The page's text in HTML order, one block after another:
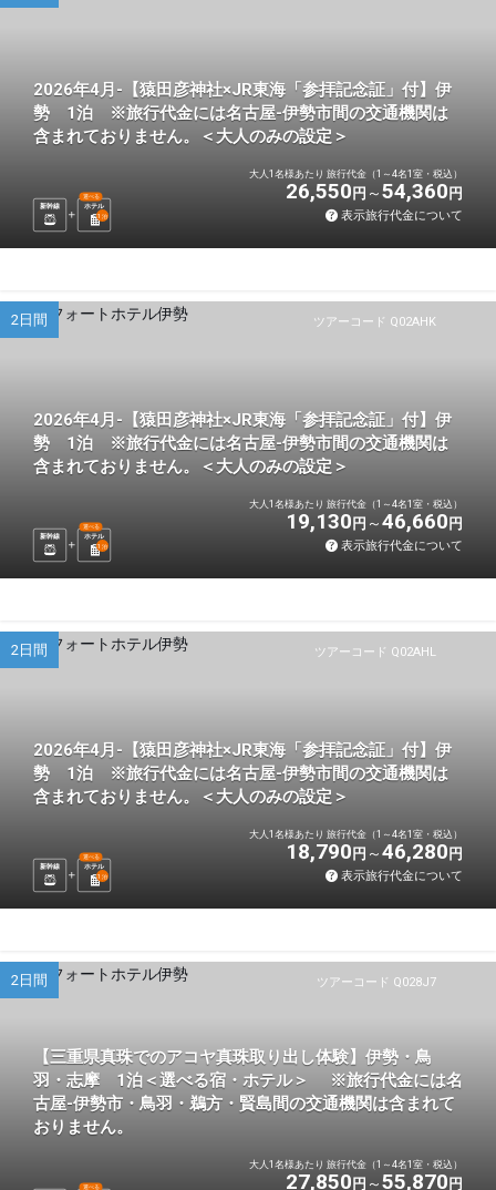
2026年4月-【猿田彦神社×JR東海「参拝記念証」付】伊
勢 1泊 ※旅行代金には名古屋-伊勢市間の交通機関は
含まれておりません。＜大人のみの設定＞
新幹線 ホテル
選べる
1 泊
大人1名様あたり 旅行代金（1～4名1室・税込）
26,550 円 54,360 円
表示旅行代金について
ツアーコード Q02AHK
2日間
2026年4月-【猿田彦神社×JR東海「参拝記念証」付】伊
勢 1泊 ※旅行代金には名古屋-伊勢市間の交通機関は
含まれておりません。＜大人のみの設定＞
新幹線 ホテル
選べる
1 泊
大人1名様あたり 旅行代金（1～4名1室・税込）
19,130 円 46,660 円
表示旅行代金について
ツアーコード Q02AHL
2日間
2026年4月-【猿田彦神社×JR東海「参拝記念証」付】伊
勢 1泊 ※旅行代金には名古屋-伊勢市間の交通機関は
含まれておりません。＜大人のみの設定＞
新幹線 ホテル
選べる
1 泊
大人1名様あたり 旅行代金（1～4名1室・税込）
18,790 円 46,280 円
表示旅行代金について
ツアーコード Q028J7
2日間
【三重県真珠でのアコヤ真珠取り出し体験】伊勢・鳥
羽・志摩 1泊＜選べる宿・ホテル＞ ※旅行代金には名
古屋-伊勢市・鳥羽・鵜方・賢島間の交通機関は含まれて
おりません。
選べる
大人1名様あたり 旅行代金（1～4名1室・税込）
27,850 円 55,870 円